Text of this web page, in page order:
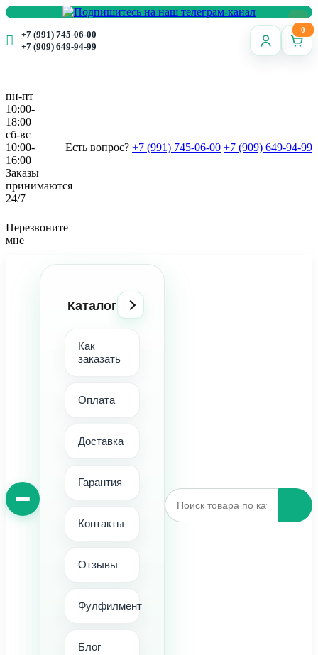
+7 (991) 745-06-00
+7 (909) 649-94-99
0
пн-пт
10:00-
18:00
сб-вс
10:00-
16:00
Заказы
принимаются
24/7
Есть вопрос? +7 (991) 745-06-00 +7 (909) 649-94-99
Перезвоните
мне
Каталог
Как
заказать
Оплата
Доставка
Гарантия
Контакты
Отзывы
Фулфилмент
Блог